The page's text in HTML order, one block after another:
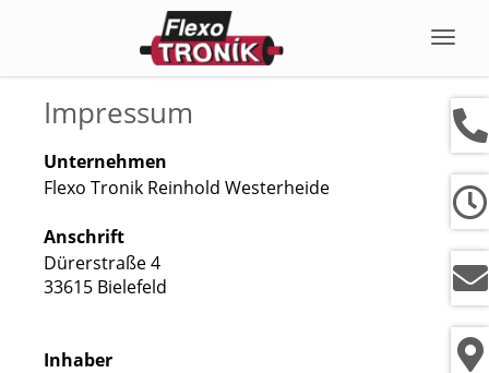
Impressum
Unternehmen
Flexo Tronik Reinhold Westerheide
Anschrift
Dürerstraße 4
33615 Bielefeld
Inhaber